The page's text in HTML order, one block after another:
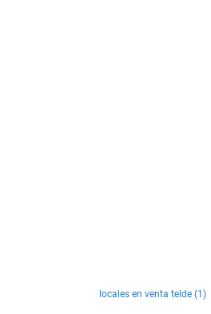
locales en venta telde (1)